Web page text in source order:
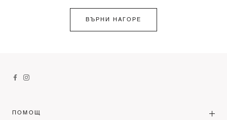
ВЪРНИ НАГОРЕ
ПОМОЩ